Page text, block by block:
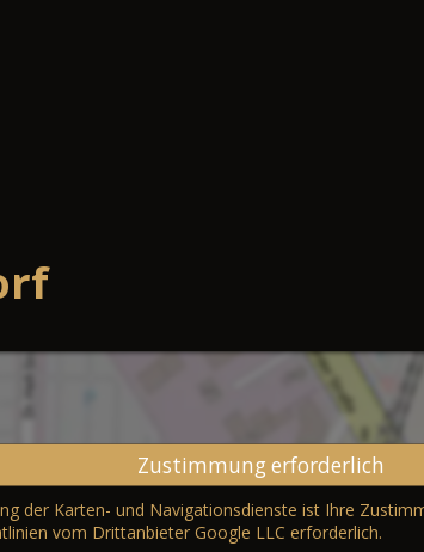
Zustimmung erforderlich
der Karten- und Navigationsdienste ist Ihre
vom Drittanbieter Google LLC erforderlich.